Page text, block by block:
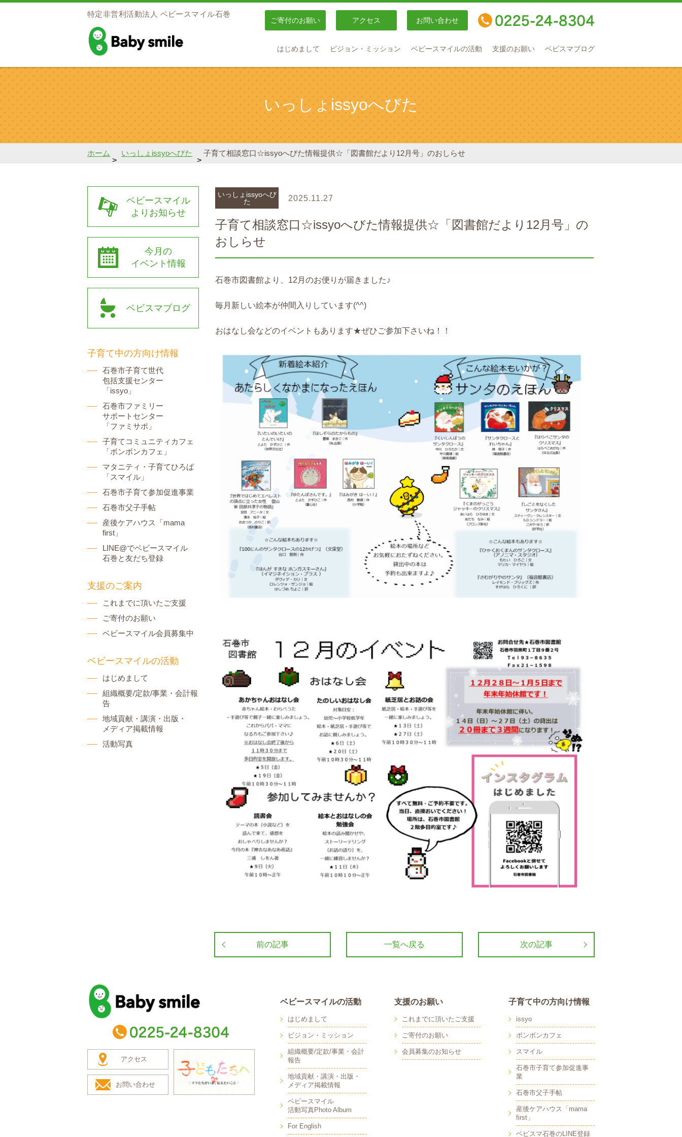
特定非営利活動法人 ベビースマイル石巻
ご寄付のお願い アクセス お問い合わせ
はじめまして ビジョン・ミッション ベビースマイルの活動 支援のお願い ベビスマブログ
いっしょissyoへびた
ホーム
>
いっしょissyoへびた
>
子育て相談窓口☆issyoへびた情報提供☆「図書館だより12月号」のおしらせ
いっしょissyoへび
た
2025.11.27
子育て相談窓口☆issyoへびた情報提供☆「図書館だより12月号」の
おしらせ
石巻市図書館より、12月のお便りが届きました♪
毎月新しい絵本が仲間入りしています(^^)
おはなし会などのイベントもあります★ぜひご参加下さいね！！
前の記事 次の記事
一覧へ戻る
ベビースマイル
よりお知らせ
今月の
イベント情報
ベビスマブログ
子育て中の方向け情報
石巻市子育て世代
包括支援センター
「issyo」
石巻市ファミリー
サポートセンター
「ファミサポ」
子育てコミュニティカフェ
「ボンボンカフェ」
マタニティ・子育てひろば
「スマイル」
石巻市子育て参加促進事業
石巻市父子手帖
産後ケアハウス「mama
first」
LINE@でベビースマイル
石巻と友だち登録
支援のご案内
これまでに頂いたご支援
ご寄付のお願い
ベビースマイル会員募集中
ベビースマイルの活動
はじめまして
組織概要/定款/事業・会計報
告
地域貢献・講演・出版・
メディア掲載情報
活動写真
baby smile
アクセス
お問い合わせ
ベビースマイルの活動
はじめまして
ビジョン・ミッション
組織概要/定款/事業・会計
報告
地域貢献・講演・出版・
メディア掲載情報
ベビースマイル
活動写真Photo Album
For English
支援のお願い
これまでに頂いたご支援
ご寄付のお願い
会員募集のお知らせ
子育て中の方向け情報
issyo
ボンボンカフェ
スマイル
石巻市子育て参加促進事
業
石巻市父子手帖
産後ケアハウス「mama
first」
ベビスマ石巻のLINE登録